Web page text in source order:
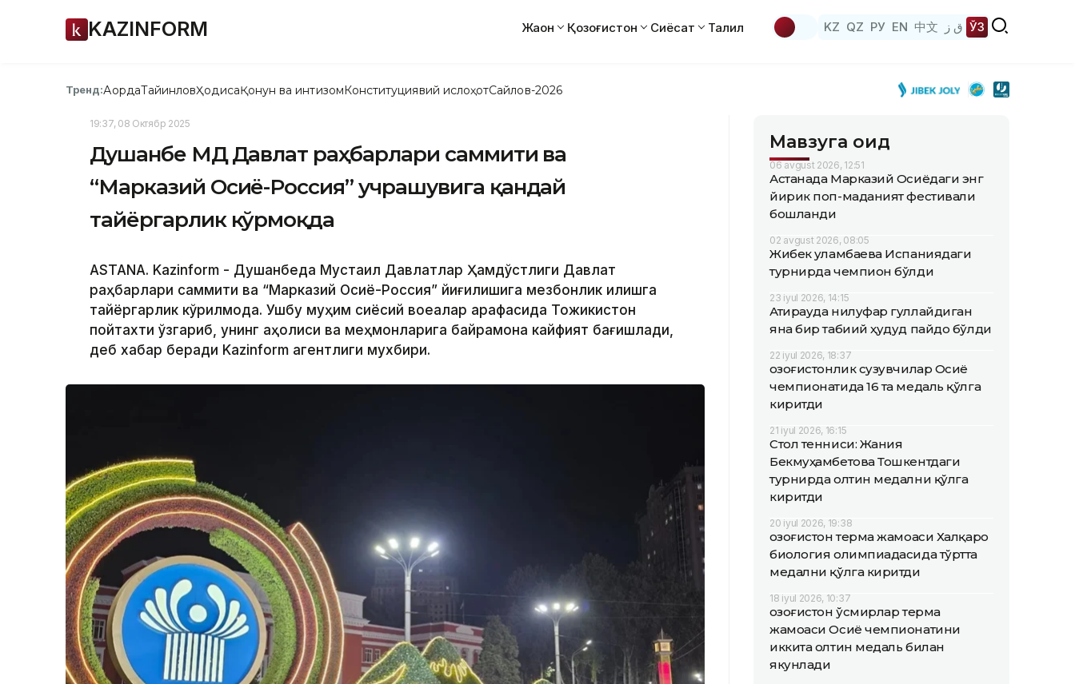
KAZINFORM Жаҳон Қозоғистон Сиёсат Таҳлил KZ QZ РУ EN 中文 ق ز ЎЗ
Тренд:АқордаТайинловҲодисаҚонун ва интизомКонституциявий ислоҳотСайлов-2026
19:37, 08 Октябр 2025
Душанбе МДҲ Давлат раҳбарлари саммити ва
“Марказий Осиё-Россия” учрашувига қандай
тайёргарлик кўрмоқда
ASTANA. Kazinform - Душанбеда Мустақил Давлатлар Ҳамдўстлиги Давлат
раҳбарлари саммити ва “Марказий Осиё-Россия” йиғилишига мезбонлик қилишга
тайёргарлик кўрилмоқда. Ушбу муҳим сиёсий воқеалар арафасида Тожикистон
пойтахти ўзгариб, унинг аҳолиси ва меҳмонларига байрамона кайфият бағишлади,
деб хабар беради Kazinform агентлиги мухбири.
Мавзуга оид
06 avgust 2026, 12:51
Астанада Марказий Осиёдаги энг
йирик поп-маданият фестивали
бошланди
02 avgust 2026, 08:05
Жибек Қуламбаева Испаниядаги
турнирда чемпион бўлди
23 iyul 2026, 14:15
Атирауда нилуфар гуллайдиган
яна бир табиий ҳудуд пайдо бўлди
22 iyul 2026, 18:37
Қозоғистонлик сузувчилар Осиё
чемпионатида 16 та медаль қўлга
киритди
21 iyul 2026, 16:15
Стол тенниси: Жания
Бекмуҳамбетова Тошкентдаги
турнирда олтин медални қўлга
киритди
20 iyul 2026, 19:38
Қозоғистон терма жамоаси Халқаро
биология олимпиадасида тўртта
медални қўлга киритди
18 iyul 2026, 10:37
Қозоғистон ўсмирлар терма
жамоаси Осиё чемпионатини
иккита олтин медаль билан
якунлади